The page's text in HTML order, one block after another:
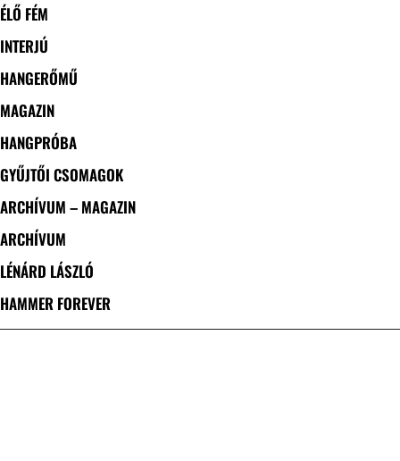
ÉLŐ FÉM
INTERJÚ
HANGERŐMŰ
MAGAZIN
HANGPRÓBA
GYŰJTŐI CSOMAGOK
ARCHÍVUM – MAGAZIN
ARCHÍVUM
LÉNÁRD LÁSZLÓ
HAMMER FOREVER